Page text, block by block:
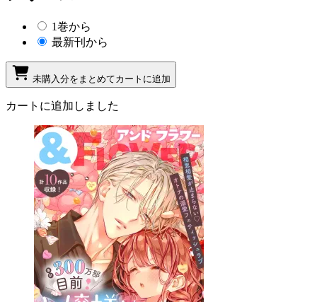
1巻から
最新刊から
未購入分をまとめてカートに追加
カートに追加しました